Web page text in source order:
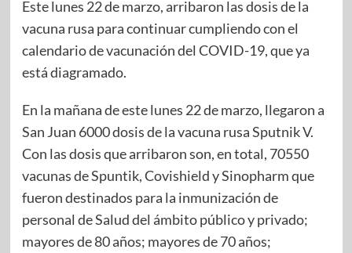
Este lunes 22 de marzo, arribaron las dosis de la
vacuna rusa para continuar cumpliendo con el
calendario de vacunación del COVID-19, que ya
está diagramado.
En la mañana de este lunes 22 de marzo, llegaron a
San Juan 6000 dosis de la vacuna rusa Sputnik V.
Con las dosis que arribaron son, en total, 70550
vacunas de Spuntik, Covishield y Sinopharm que
fueron destinados para la inmunización de
personal de Salud del ámbito público y privado;
mayores de 80 años; mayores de 70 años;